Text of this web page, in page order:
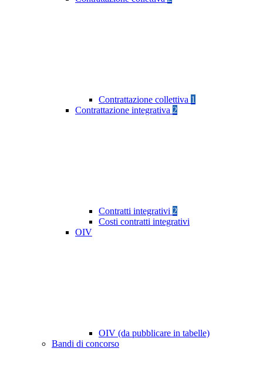
Contrattazione collettiva 1
Contrattazione integrativa 2
Contratti integrativi 2
Costi contratti integrativi
OIV
OIV (da pubblicare in tabelle)
Bandi di concorso